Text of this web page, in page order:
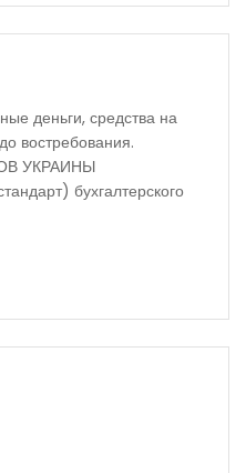
деньги, средства на
востребования.
УКРАИНЫ
бухгалтерского